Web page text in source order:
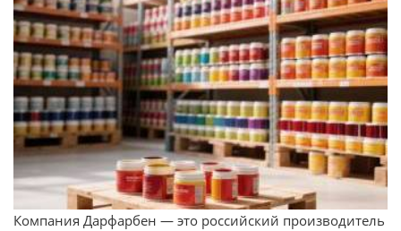
Компания Дарфарбен — это российский производитель